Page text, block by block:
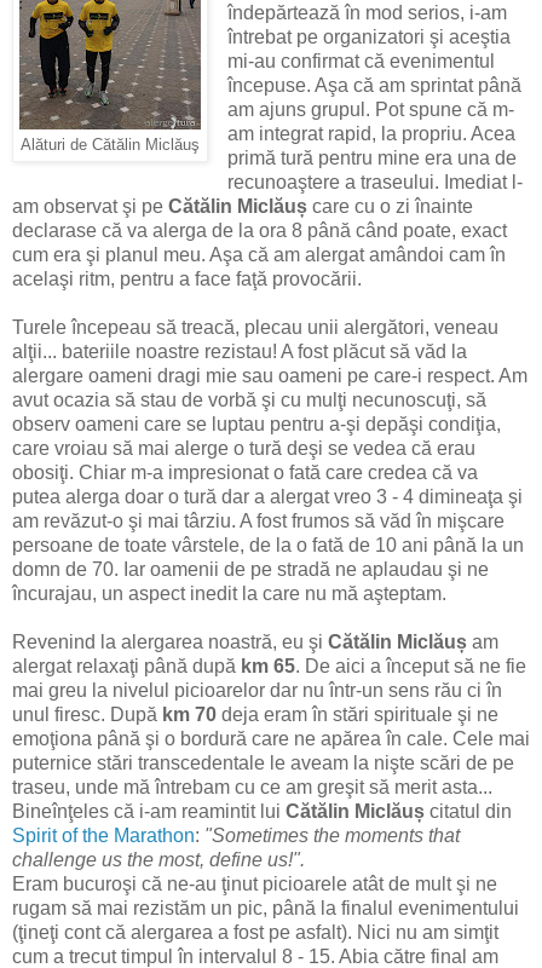
Alături de Cătălin Miclăuş
îndepărtează în mod serios, i-am
întrebat pe organizatori şi aceştia
mi-au confirmat că evenimentul
începuse. Aşa că am sprintat până
am ajuns grupul. Pot spune că m-
am integrat rapid, la propriu. Acea
primă tură pentru mine era una de
recunoaştere a traseului. Imediat l-
am observat şi pe Cătălin Miclăuș care cu o zi înainte
declarase că va alerga de la ora 8 până când poate, exact
cum era şi planul meu. Aşa că am alergat amândoi cam în
acelaşi ritm, pentru a face faţă provocării.
Turele începeau să treacă, plecau unii alergători, veneau
alţii... bateriile noastre rezistau! A fost plăcut să văd la
alergare oameni dragi mie sau oameni pe care-i respect. Am
avut ocazia să stau de vorbă şi cu mulţi necunoscuţi, să
observ oameni care se luptau pentru a-şi depăşi condiţia,
care vroiau să mai alerge o tură deşi se vedea că erau
obosiţi. Chiar m-a impresionat o fată care credea că va
putea alerga doar o tură dar a alergat vreo 3 - 4 dimineaţa şi
am revăzut-o şi mai târziu. A fost frumos să văd în mişcare
persoane de toate vârstele, de la o fată de 10 ani până la un
domn de 70. Iar oamenii de pe stradă ne aplaudau şi ne
încurajau, un aspect inedit la care nu mă aşteptam.
Revenind la alergarea noastră, eu şi Cătălin Miclăuș am
alergat relaxaţi până după km 65. De aici a început să ne fie
mai greu la nivelul picioarelor dar nu într-un sens rău ci în
unul firesc. După km 70 deja eram în stări spirituale şi ne
emoţiona până şi o bordură care ne apărea în cale. Cele mai
puternice stări transcedentale le aveam la nişte scări de pe
traseu, unde mă întrebam cu ce am greşit să merit asta...
Bineînţeles că i-am reamintit lui Cătălin Miclăuș citatul din
Spirit of the Marathon: "Sometimes the moments that
challenge us the most, define us!".
Eram bucuroşi că ne-au ţinut picioarele atât de mult şi ne
rugam să mai rezistăm un pic, până la finalul evenimentului
(ţineţi cont că alergarea a fost pe asfalt). Nici nu am simţit
cum a trecut timpul în intervalul 8 - 15. Abia către final am